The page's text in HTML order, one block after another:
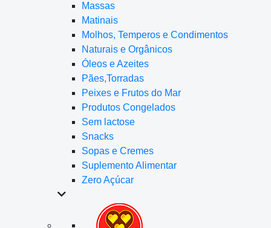
Massas
Matinais
Molhos, Temperos e Condimentos
Naturais e Orgânicos
Óleos e Azeites
Pães,Torradas
Peixes e Frutos do Mar
Produtos Congelados
Sem lactose
Snacks
Sopas e Cremes
Suplemento Alimentar
Zero Açúcar